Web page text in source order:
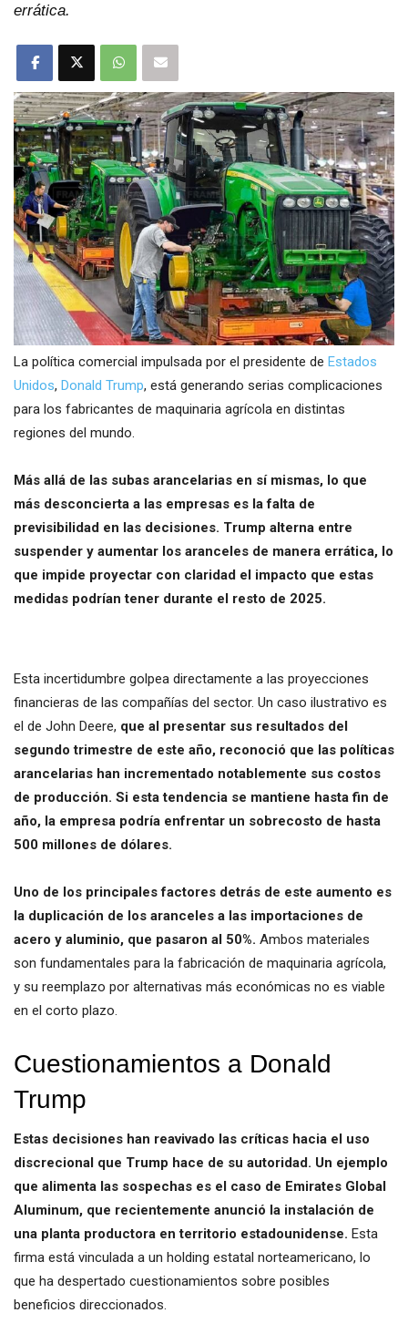
errática.
La política comercial impulsada por el presidente de Estados
Unidos, Donald Trump, está generando serias complicaciones
para los fabricantes de maquinaria agrícola en distintas
regiones del mundo.
Más allá de las subas arancelarias en sí mismas, lo que
más desconcierta a las empresas es la falta de
previsibilidad en las decisiones. Trump alterna entre
suspender y aumentar los aranceles de manera errática, lo
que impide proyectar con claridad el impacto que estas
medidas podrían tener durante el resto de 2025.
Esta incertidumbre golpea directamente a las proyecciones
financieras de las compañías del sector. Un caso ilustrativo es
el de John Deere, que al presentar sus resultados del
segundo trimestre de este año, reconoció que las políticas
arancelarias han incrementado notablemente sus costos
de producción. Si esta tendencia se mantiene hasta fin de
año, la empresa podría enfrentar un sobrecosto de hasta
500 millones de dólares.
Uno de los principales factores detrás de este aumento es
la duplicación de los aranceles a las importaciones de
acero y aluminio, que pasaron al 50%. Ambos materiales
son fundamentales para la fabricación de maquinaria agrícola,
y su reemplazo por alternativas más económicas no es viable
en el corto plazo.
Cuestionamientos a Donald
Trump
Estas decisiones han reavivado las críticas hacia el uso
discrecional que Trump hace de su autoridad. Un ejemplo
que alimenta las sospechas es el caso de Emirates Global
Aluminum, que recientemente anunció la instalación de
una planta productora en territorio estadounidense. Esta
firma está vinculada a un holding estatal norteamericano, lo
que ha despertado cuestionamientos sobre posibles
beneficios direccionados.